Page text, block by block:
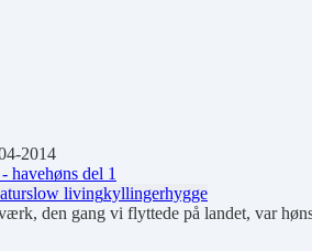
2014
havehøns del 1
slow livingkyllingerhygge
den gang vi flyttede på landet, var